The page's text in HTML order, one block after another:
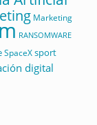
Marketing
RANSOMWARE
SpaceXsport
digital